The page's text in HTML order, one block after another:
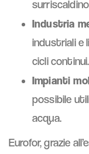
Industria
industriali e
cicli continui.
Impianti
possibile
acqua.
Eurofor, grazie